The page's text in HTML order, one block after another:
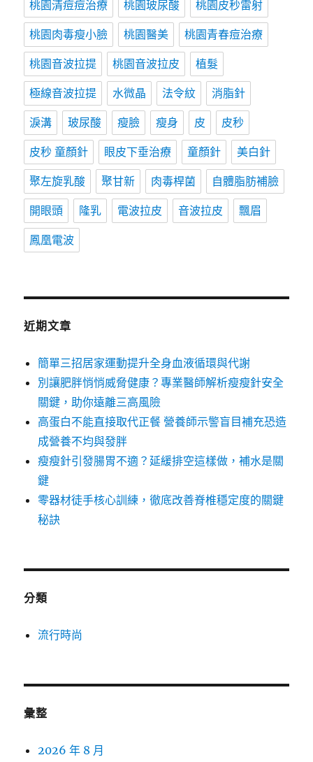
桃園清痘痘治療 桃園玻尿酸 桃園皮秒雷射
桃園肉毒瘦小臉 桃園醫美 桃園青春痘治療
桃園音波拉提 桃園音波拉皮 植髮
極線音波拉提 水微晶 法令紋 消脂針
淚溝 玻尿酸 瘦臉 瘦身 皮 皮秒
皮秒 童顏針 眼皮下垂治療 童顏針 美白針
聚左旋乳酸 聚甘新 肉毒桿菌 自體脂肪補臉
開眼頭 隆乳 電波拉皮 音波拉皮 飄眉
鳳凰電波
近期文章
簡單三招居家運動提升全身血液循環與代謝
別讓肥胖悄悄威脅健康？專業醫師解析瘦瘦針安全
關鍵，助你遠離三高風險
高蛋白不能直接取代正餐 營養師示警盲目補充恐造
成營養不均與發胖
瘦瘦針引發腸胃不適？延緩排空這樣做，補水是關
鍵
零器材徒手核心訓練，徹底改善脊椎穩定度的關鍵
秘訣
分類
流行時尚
彙整
2026 年 8 月